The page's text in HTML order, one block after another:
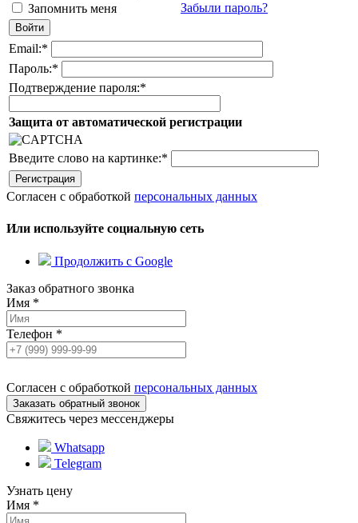
Запомнить меня Забыли пароль?
Email:*
Пароль:*
Подтверждение пароля:*
Защита от автоматической регистрации
Введите слово на картинке:*
Согласен с обработкой персональных данных
Или используйте социальную сеть
Продолжить с Google
Заказ обратного звонка
Имя *
Телефон *
Согласен с обработкой персональных данных
Свяжитесь через мессенджеры
Whatsapp
Telegram
Узнать цену
Имя *